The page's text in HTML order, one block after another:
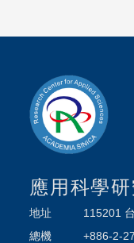
應用科學
地址
115201
總機
+886-2-